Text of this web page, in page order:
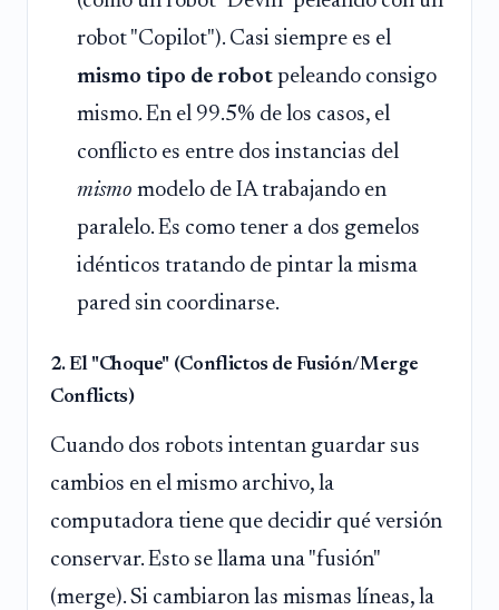
robot "Copilot"). Casi siempre es el
mismo tipo de robot peleando consigo
mismo. En el 99.5% de los casos, el
conflicto es entre dos instancias del
mismo modelo de IA trabajando en
paralelo. Es como tener a dos gemelos
idénticos tratando de pintar la misma
pared sin coordinarse.
2. El "Choque" (Conflictos de Fusión/Merge
Conflicts)
Cuando dos robots intentan guardar sus
cambios en el mismo archivo, la
computadora tiene que decidir qué versión
conservar. Esto se llama una "fusión"
(merge). Si cambiaron las mismas líneas, la